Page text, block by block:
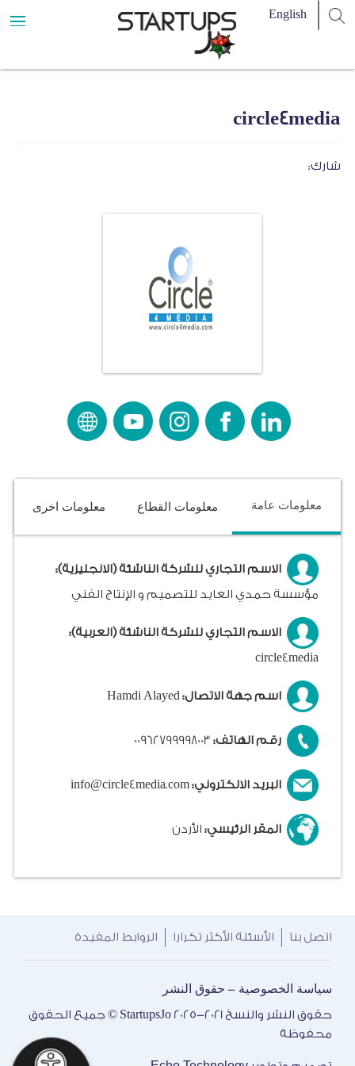
circle4media
شارك:
معلومات عامة معلومات القطاع معلومات اخرى
الاسم التجاري للشركة الناشئة (الانجليزية):
مؤسسة حمدي العايد للتصميم و الإنتاج الفني
الاسم التجاري للشركة الناشئة (العربية):
circle4media
اسم جهة الاتصال:Hamdi Alayed
رقم الهاتف: 00962799998003
البريد الالكتروني:info@circle4media.com
المقر الرئيسي: الأردن
اتصل بنا الأسئلة الأكثر تكرارا الروابط المفيدة
سياسة الخصوصية - حقوق النشر
حقوق النشر والنسخ 2021-2025 StartupsJo © جميع الحقوق
محفوظة